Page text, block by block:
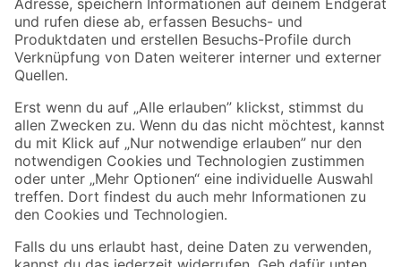
Zahlungsarten Versandarten
Sicher einkaufen
Jetzt die toom-App herunterladen